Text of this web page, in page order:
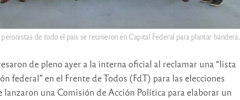
de todo el país se reunieron en Capital Federal para plantar bandera.
de pleno ayer a la interna oficial al reclamar una “lista
federal” en el Frente de Todos (FdT) para las elecciones
una Comisión de Acción Política para elaborar un